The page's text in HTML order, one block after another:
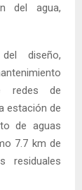
del agua,
diseño,
redes de
estación de
de aguas
7.7 km de
residuales